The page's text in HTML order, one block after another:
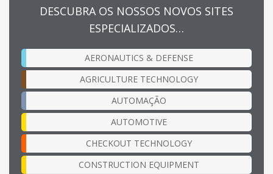
DESCUBRA OS NOSSOS NOVOS SITES
ESPECIALIZADOS…
AERONAUTICS & DEFENSE
AGRICULTURE TECHNOLOGY
AUTOMAÇÃO
AUTOMOTIVE
CHECKOUT TECHNOLOGY
CONSTRUCTION EQUIPMENT